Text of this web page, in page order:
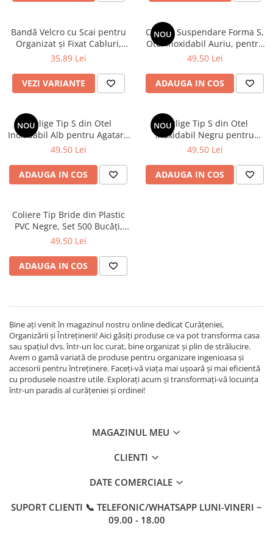
Bandă Velcro cu Scai pentru
Organizat și Fixat Cabluri,
Material PVC
35,89 Lei
VEZI VARIANTE
NOU
Carlige Suspendare Forma S,
Otel Inoxidabil Auriu, pentru
Bucatarie, Baie si Organizare
49,50 Lei
ADAUGA IN COS
NOUCarlige Tip S din Otel
Inoxidabil Alb pentru Agatare
si Organizare Obiecte
49,50 Lei
ADAUGA IN COS
NOUCarlige Tip S din Otel
Inoxidabil Negru pentru
Agatare si Organizare Obiecte
49,50 Lei
ADAUGA IN COS
Coliere Tip Bride din Plastic
PVC Negre, Set 500 Bucăți,
pentru Organizare Cabluri și
49,50 Lei
ADAUGA IN COS
Bine ați venit în magazinul nostru online dedicat Curățeniei,
Organizării și Întreținerii! Aici găsiți produse ce va pot transforma casa
sau spațiul dvs. într-un loc curat, bine organizat și plin de strălucire.
Avem o gamă variată de produse pentru organizare ingenioasa și
accesorii pentru întreținere. Faceți-vă viața mai ușoară și mai eficientă
cu produsele noastre utile. Explorați acum și transformați-vă locuința
într-un paradis al curățeniei și ordinei!
MAGAZINUL MEU
CLIENTI
DATE COMERCIALE
SUPORT CLIENTI 📞 TELEFONIC/WHATSAPP LUNI-VINERI ~
09.00 - 18.00